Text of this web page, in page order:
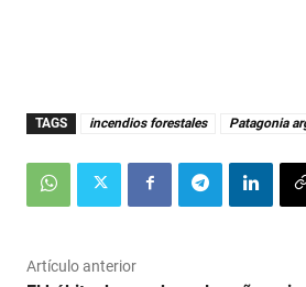
TAGS incendios forestales Patagonia
Artículo anterior